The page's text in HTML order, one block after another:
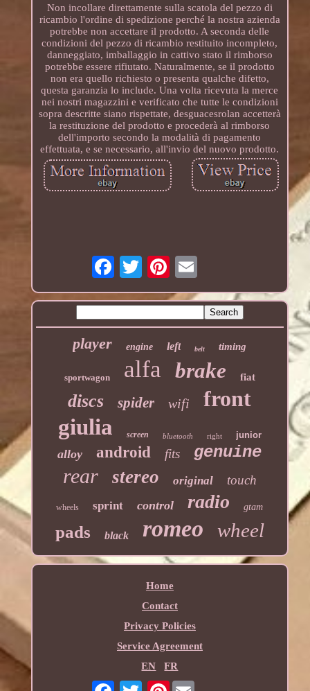
Non incollare direttamente sulla scatola del pezzo di
ricambio l'ordine di spedizione perché la nostra azienda
potrebbe non accettare il prodotto. A seconda delle
condizioni del pezzo di ricambio restituito incompleto,
danneggiato, imballaggio in cattivo stato il rimborso
potrebbe essere rifiutato. Naturalmente, se il prodotto
non era quello richiesto o presenta qualche difetto,
questa garanzia lo include. Una volta ricevuta la merce
nei nostri magazzini e verificato che tutte le condizioni
sopra descritte siano rispettate, desguacesrolan accetterà
la restituzione del prodotto e procederà al rimborso
dell'importo secondo la modalità di pagamento
effettuata, e se necessario, all'invio del nuovo prodotto.
player engine left belt timing
sportwagon alfa brake fiat
discs spider wifi
front
giulia
screen bluetooth right junior
alloy android fits genuine
rear stereo original touch
wheels sprint control radio gtam
pads black romeo wheel
Home
Contact
Privacy Policies
Service Agreement
EN
FR
Pinterest